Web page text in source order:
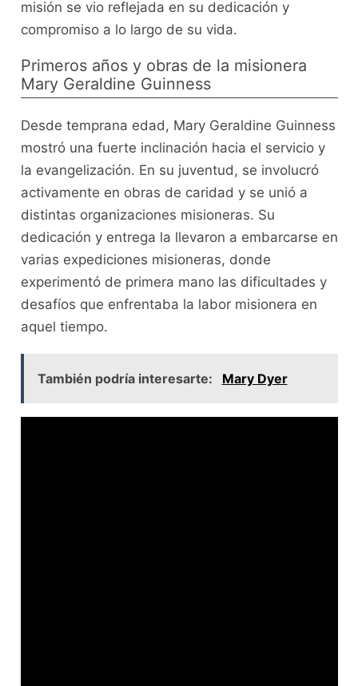
misión se vio reflejada en su dedicación y
compromiso a lo largo de su vida.
Primeros años y obras de la misionera
Mary Geraldine Guinness
Desde temprana edad, Mary Geraldine Guinness
mostró una fuerte inclinación hacia el servicio y
la evangelización. En su juventud, se involucró
activamente en obras de caridad y se unió a
distintas organizaciones misioneras. Su
dedicación y entrega la llevaron a embarcarse en
varias expediciones misioneras, donde
experimentó de primera mano las dificultades y
desafíos que enfrentaba la labor misionera en
aquel tiempo.
También podría interesarte: Mary Dyer